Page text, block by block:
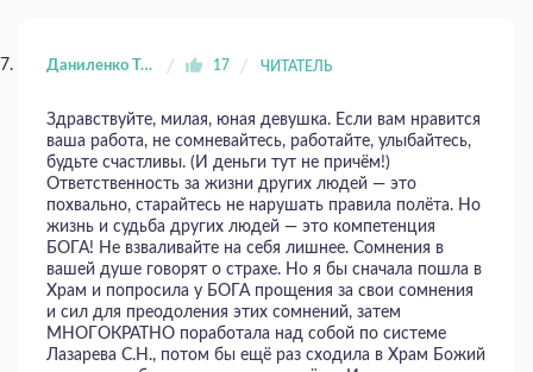
Даниленко Татьяна Юрьевна 17 ЧИТАТЕЛЬ
Здравствуйте, милая, юная девушка. Если вам нравится
ваша работа, не сомневайтесь, работайте, улыбайтесь,
будьте счастливы. (И деньги тут не причём!)
Ответственность за жизни других людей — это
похвально, старайтесь не нарушать правила полёта. Но
жизнь и судьба других людей — это компетенция
БОГА! Не взваливайте на себя лишнее. Сомнения в
вашей душе говорят о страхе. Но я бы сначала пошла в
Храм и попросила у БОГА прощения за свои сомнения
и сил для преодоления этих сомнений, затем
МНОГОКРАТНО поработала над собой по системе
Лазарева С.Н., потом бы ещё раз сходила в Храм Божий